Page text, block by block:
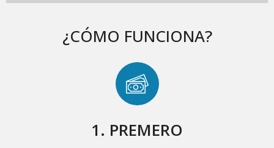
¿CÓMO FUNCIONA?
1. PREMERO